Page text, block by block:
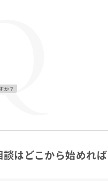
か？
談はどこから始めれ